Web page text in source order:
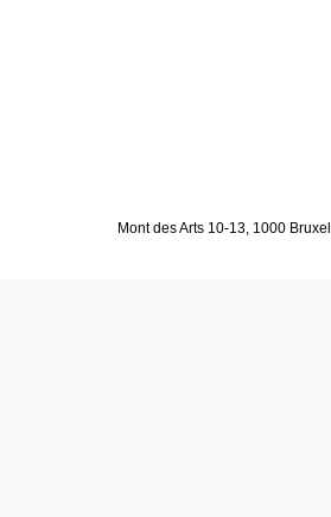
Mont des Arts 10-13, 1000